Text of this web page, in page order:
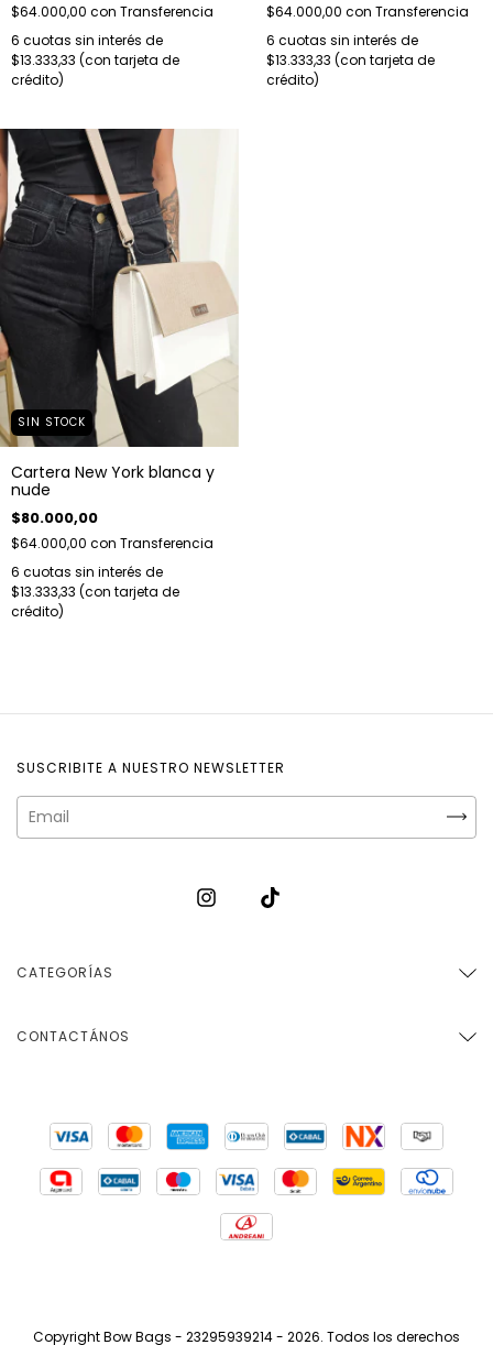
$64.000,00 con Transferencia
6 cuotas sin interés de
$13.333,33
$64.000,00 con Transferencia
6 cuotas sin interés de
$13.333,33
SIN STOCK
Cartera New York blanca y
nude
$80.000,00
$64.000,00 con Transferencia
6 cuotas sin interés de
$13.333,33
SUSCRIBITE A NUESTRO NEWSLETTER
CATEGORÍAS
CONTACTÁNOS
Copyright Bow Bags - 23295939214 - 2026. Todos los derechos